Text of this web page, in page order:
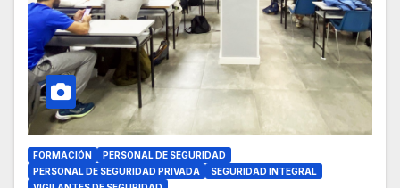
FORMACIÓN
PERSONAL DE SEGURIDAD
PERSONAL DE SEGURIDAD PRIVADA
SEGURIDAD INTEGRAL